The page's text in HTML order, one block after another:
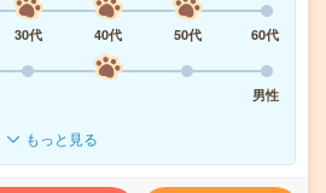
30代 40代 50代
60代
男性
もっと見る